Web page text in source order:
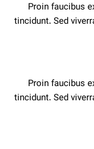
Proin faucibus
tincidunt. Sed
Proin faucibus
tincidunt. Sed